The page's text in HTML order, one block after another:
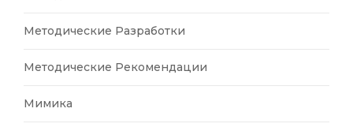
Методические Разработки
Методические Рекомендации
Мимика